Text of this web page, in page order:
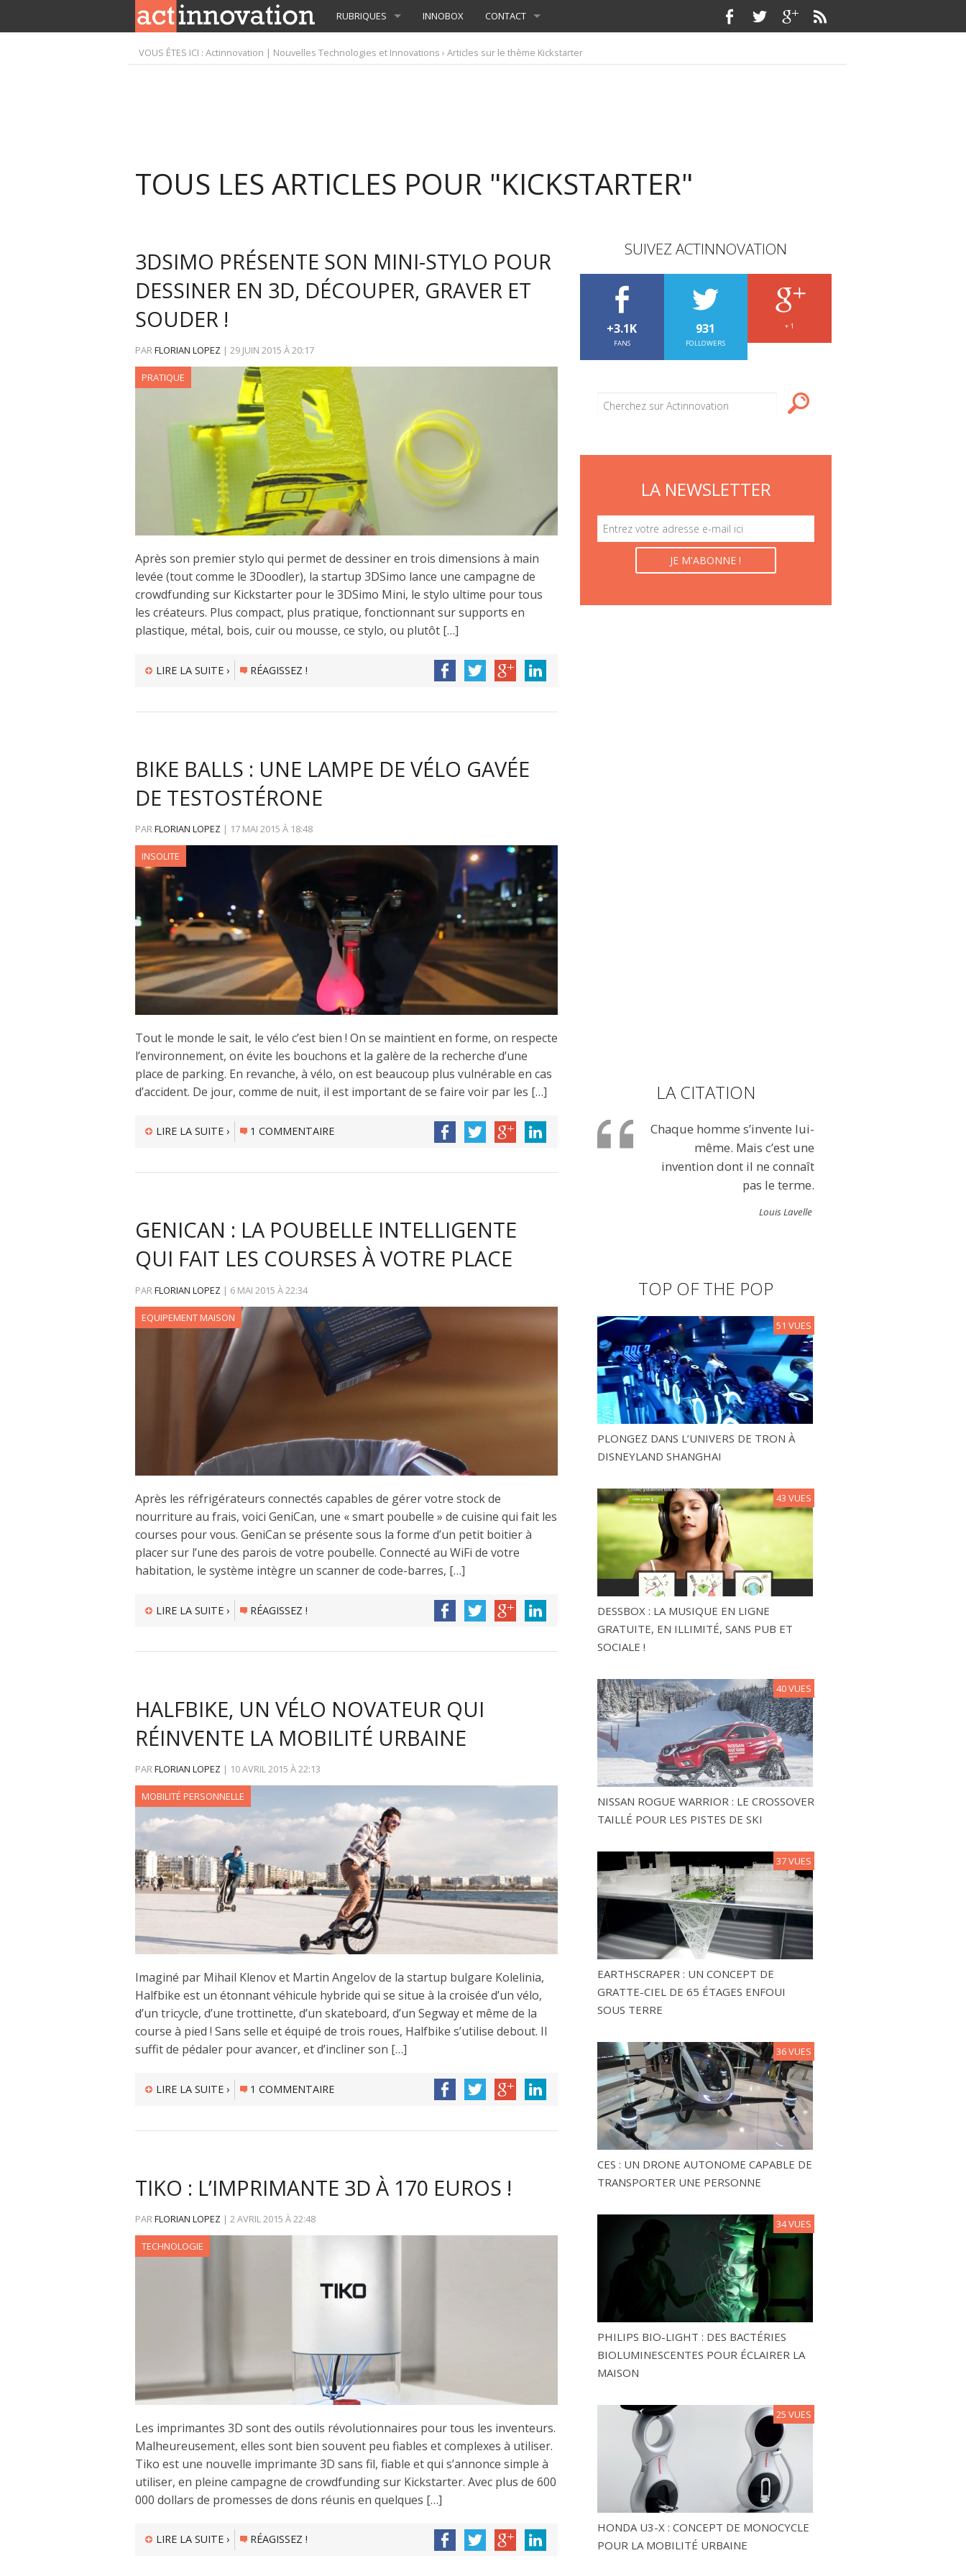
RUBRIQUES INNOBOX CONTACT
VOUS ÊTES ICI :Actinnovation | Nouvelles Technologies et Innovations › Articles sur le thème Kickstarter
TOUS LES ARTICLES POUR "KICKSTARTER"
3DSIMO PRÉSENTE SON MINI-STYLO POUR
DESSINER EN 3D, DÉCOUPER, GRAVER ET
SOUDER !
PARFLORIAN LOPEZ | 29 JUIN 2015 À20:17
PRATIQUE
Après son premier stylo qui permet de dessiner en trois dimensions à main
levée (tout comme le 3Doodler), la startup 3DSimo lance une campagne de
crowdfunding sur Kickstarter pour le 3DSimo Mini, le stylo ultime pour tous
les créateurs. Plus compact, plus pratique, fonctionnant sur supports en
plastique, métal, bois, cuir ou mousse, ce stylo, ou plutôt […]
LIRE LA SUITE › RÉAGISSEZ !
BIKE BALLS : UNE LAMPE DE VÉLO GAVÉE
DE TESTOSTÉRONE
PARFLORIAN LOPEZ | 17 MAI 2015 À 18:48
INSOLITE
Tout le monde le sait, le vélo c’est bien ! On se maintient en forme, on respecte
l’environnement, on évite les bouchons et la galère de la recherche d’une
place de parking. En revanche, à vélo, on est beaucoup plus vulnérable en cas
d’accident. De jour, comme de nuit, il est important de se faire voir par les […]
LIRE LA SUITE › 1 COMMENTAIRE
GENICAN : LA POUBELLE INTELLIGENTE
QUI FAIT LES COURSES À VOTRE PLACE
PARFLORIAN LOPEZ | 6 MAI 2015 À22:34
EQUIPEMENT MAISON
Après les réfrigérateurs connectés capables de gérer votre stock de
nourriture au frais, voici GeniCan, une « smart poubelle » de cuisine qui fait les
courses pour vous. GeniCan se présente sous la forme d’un petit boitier à
placer sur l’une des parois de votre poubelle. Connecté au WiFi de votre
habitation, le système intègre un scanner de code-barres, […]
LIRE LA SUITE › RÉAGISSEZ !
HALFBIKE, UN VÉLO NOVATEUR QUI
RÉINVENTE LA MOBILITÉ URBAINE
PARFLORIAN LOPEZ | 10 AVRIL 2015 À22:13
MOBILITÉ PERSONNELLE
Imaginé par Mihail Klenov et Martin Angelov de la startup bulgare Kolelinia,
Halfbike est un étonnant véhicule hybride qui se situe à la croisée d’un vélo,
d’un tricycle, d’une trottinette, d’un skateboard, d’un Segway et même de la
course à pied ! Sans selle et équipé de trois roues, Halfbike s’utilise debout. Il
suffit de pédaler pour avancer, et d’incliner son […]
LIRE LA SUITE › 1 COMMENTAIRE
TIKO : L’IMPRIMANTE 3D À 170 EUROS !
PARFLORIAN LOPEZ | 2 AVRIL 2015 À22:48
TECHNOLOGIE
Les imprimantes 3D sont des outils révolutionnaires pour tous les inventeurs.
Malheureusement, elles sont bien souvent peu fiables et complexes à utiliser.
Tiko est une nouvelle imprimante 3D sans fil, fiable et qui s’annonce simple à
utiliser, en pleine campagne de crowdfunding sur Kickstarter. Avec plus de 600
000 dollars de promesses de dons réunis en quelques […]
LIRE LA SUITE › RÉAGISSEZ !
SUIVEZ ACTINNOVATION
+3.1K
FANS
931
FOLLOWERS
+ 1
LA NEWSLETTER
LA CITATION
Chaque homme s’invente lui-
même. Mais c’est une
invention dont il ne connaît
pas le terme.
Louis Lavelle
TOP OF THE POP
PLONGEZ DANS L’UNIVERS DE TRON À
DISNEYLAND SHANGHAI
51 VUES
DESSBOX : LA MUSIQUE EN LIGNE
GRATUITE, EN ILLIMITÉ, SANS PUB ET
SOCIALE !
43 VUES
NISSAN ROGUE WARRIOR : LE CROSSOVER
TAILLÉ POUR LES PISTES DE SKI
40 VUES
EARTHSCRAPER : UN CONCEPT DE
GRATTE-CIEL DE 65 ÉTAGES ENFOUI
SOUS TERRE
37 VUES
CES : UN DRONE AUTONOME CAPABLE DE
TRANSPORTER UNE PERSONNE
36 VUES
PHILIPS BIO-LIGHT : DES BACTÉRIES
BIOLUMINESCENTES POUR ÉCLAIRER LA
MAISON
34 VUES
HONDA U3-X : CONCEPT DE MONOCYCLE
POUR LA MOBILITÉ URBAINE
25 VUES